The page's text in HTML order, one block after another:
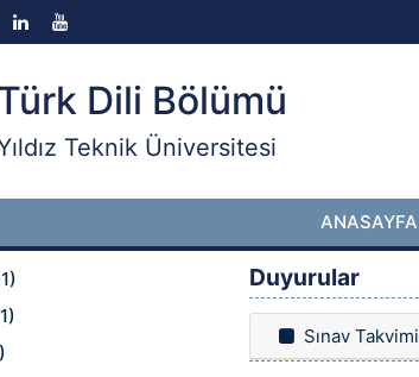
Dili Bölümü
Teknik Üniversitesi
ANASAYFA
Duyurular
Sınav Takvimi